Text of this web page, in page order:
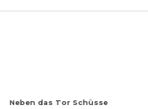
Neben das Tor Schüsse